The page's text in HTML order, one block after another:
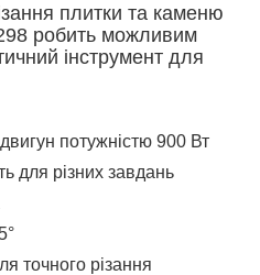
плитки та каменю
робить можливим
інструмент для
потужністю 900 Вт
для різних завдань
точного різання